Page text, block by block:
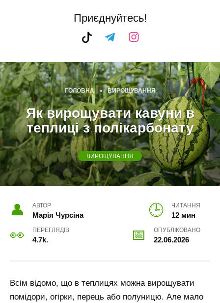
Приєднуйтесь!
ГОЛОВНА » ВИРОЩУВАННЯ
Як вирощувати кавуни в
теплиці з полікарбонату
ВИРОЩУВАННЯ
АВТОР
Марія Чурсіна
ЧИТАННЯ
12 мин
ПЕРЕГЛЯДІВ
4.7k.
ОПУБЛІКОВАНО
22.06.2026
Всім відомо, що в теплицях можна вирощувати
помідори, огірки, перець або полуницю. Але мало